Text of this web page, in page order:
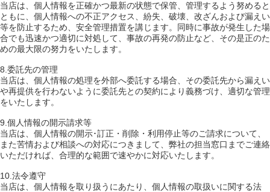
当店は、個人情報を正確かつ最新の状態で保管、管理するよう努めると
ともに、個人情報への不正アクセス、紛失、破壊、改ざんおよび漏えい
等を防止するため、安全管理措置を講じます。同時に事故が発生した場
合でも迅速かつ適切に対処して、事故の再発の防止など、その是正のた
めの最大限の努力をいたします。
8.委託先の管理
当店は、個人情報の処理を外部へ委託する場合、その委託先から漏えい
や再提供を行わないように委託先との契約により義務づけ、適切な管理
をいたします。
9.個人情報の開示請求等
当店は、個人情報の開示･訂正・削除・利用停止等のご請求について、
また苦情および相談への対応につきまして、弊社の担当窓口までご連絡
いただければ、合理的な範囲で速やかに対応いたします。
10.法令遵守
当店は、個人情報を取り扱うにあたり、個人情報の取扱いに関する法